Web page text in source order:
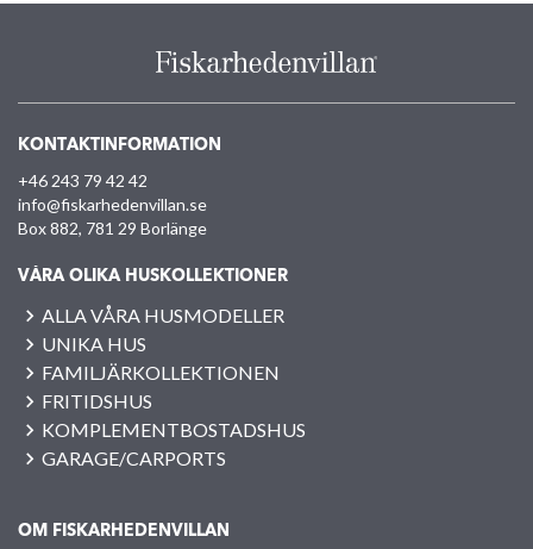
KONTAKTINFORMATION
+46 243 79 42 42
info@fiskarhedenvillan.se
Box 882, 781 29 Borlänge
VÅRA OLIKA HUSKOLLEKTIONER
ALLA VÅRA HUSMODELLER
UNIKA HUS
FAMILJÄRKOLLEKTIONEN
FRITIDSHUS
KOMPLEMENTBOSTADSHUS
GARAGE/CARPORTS
OM FISKARHEDENVILLAN